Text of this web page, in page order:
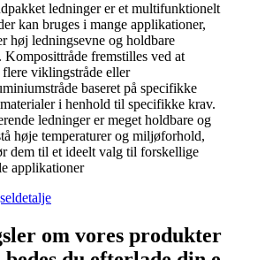
ledninger er et multifunktionelt
kan bruges i mange applikationer,
høj ledningsevne og holdbare
Komposittråde fremstilles ved at
flere viklingstråde eller
baseret på specifikke
i henhold til specifikke krav.
ledninger er meget holdbare og
høje temperaturer og miljøforhold,
dem til et ideelt valg til forskellige
applikationer
detalje
om vores produkter